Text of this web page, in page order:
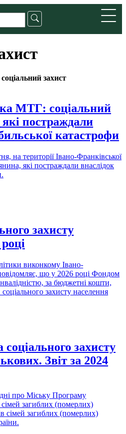
соціальний захист
МТГ: соціальний
постраждали
катастрофи
на території Івано-Франківської
які постраждали внаслідок
захисту
виконкому Івано-
що у 2026 році Фондом
за бюджетні кошти,
захисту населення
захисту
Звіт за 2024
про Міську Програму
сімей загиблих (померлих)
загиблих (померлих)